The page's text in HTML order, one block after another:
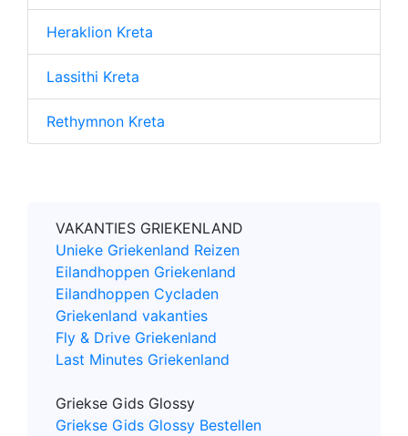
Heraklion Kreta
Lassithi Kreta
Rethymnon Kreta
VAKANTIES GRIEKENLAND
Unieke Griekenland Reizen
Eilandhoppen Griekenland
Eilandhoppen Cycladen
Griekenland vakanties
Fly & Drive Griekenland
Last Minutes Griekenland
Griekse Gids Glossy
Griekse Gids Glossy Bestellen